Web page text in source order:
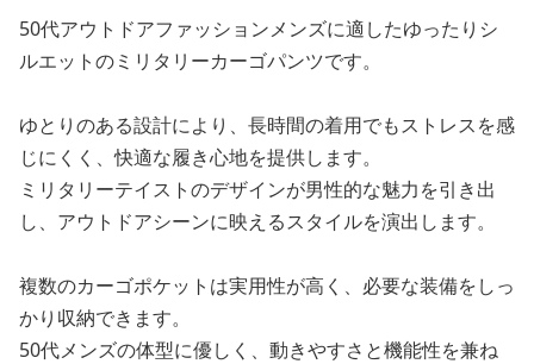
50代アウトドアファッションメンズに適したゆったりシ
ルエットのミリタリーカーゴパンツです。
ゆとりのある設計により、長時間の着用でもストレスを感
じにくく、快適な履き心地を提供します。
ミリタリーテイストのデザインが男性的な魅力を引き出
し、アウトドアシーンに映えるスタイルを演出します。
複数のカーゴポケットは実用性が高く、必要な装備をしっ
かり収納できます。
50代メンズの体型に優しく、動きやすさと機能性を兼ね